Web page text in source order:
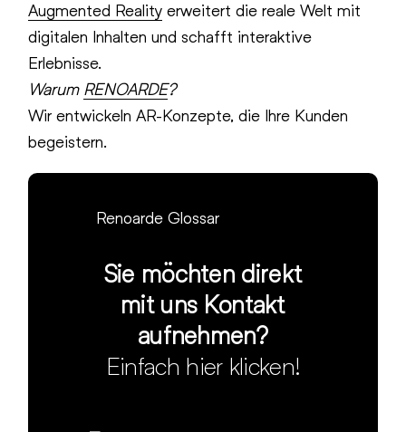
Augmented Reality erweitert die reale Welt mit
digitalen Inhalten und schafft interaktive
Erlebnisse.
Warum RENOARDE?
Wir entwickeln AR-Konzepte, die Ihre Kunden
begeistern.
Renoarde Glossar
Sie möchten direkt
mit uns Kontakt
aufnehmen?
Einfach hier klicken!